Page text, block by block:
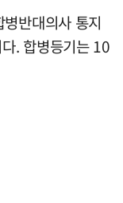
반대의사 통지
. 합병등기는 10